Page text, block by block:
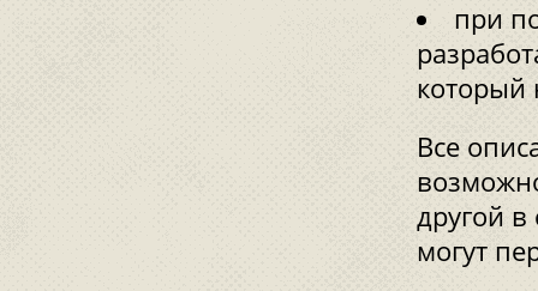
при
который
Все
другой
могут